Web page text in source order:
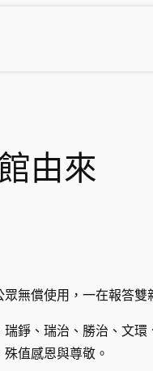
由來
無償使用，一在報答雙
錚、瑞治、勝治、文
值感恩與尊敬。